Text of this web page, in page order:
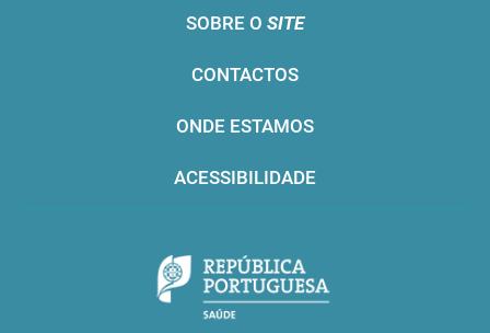
SOBRE O SITE
CONTACTOS
ONDE ESTAMOS
ACESSIBILIDADE